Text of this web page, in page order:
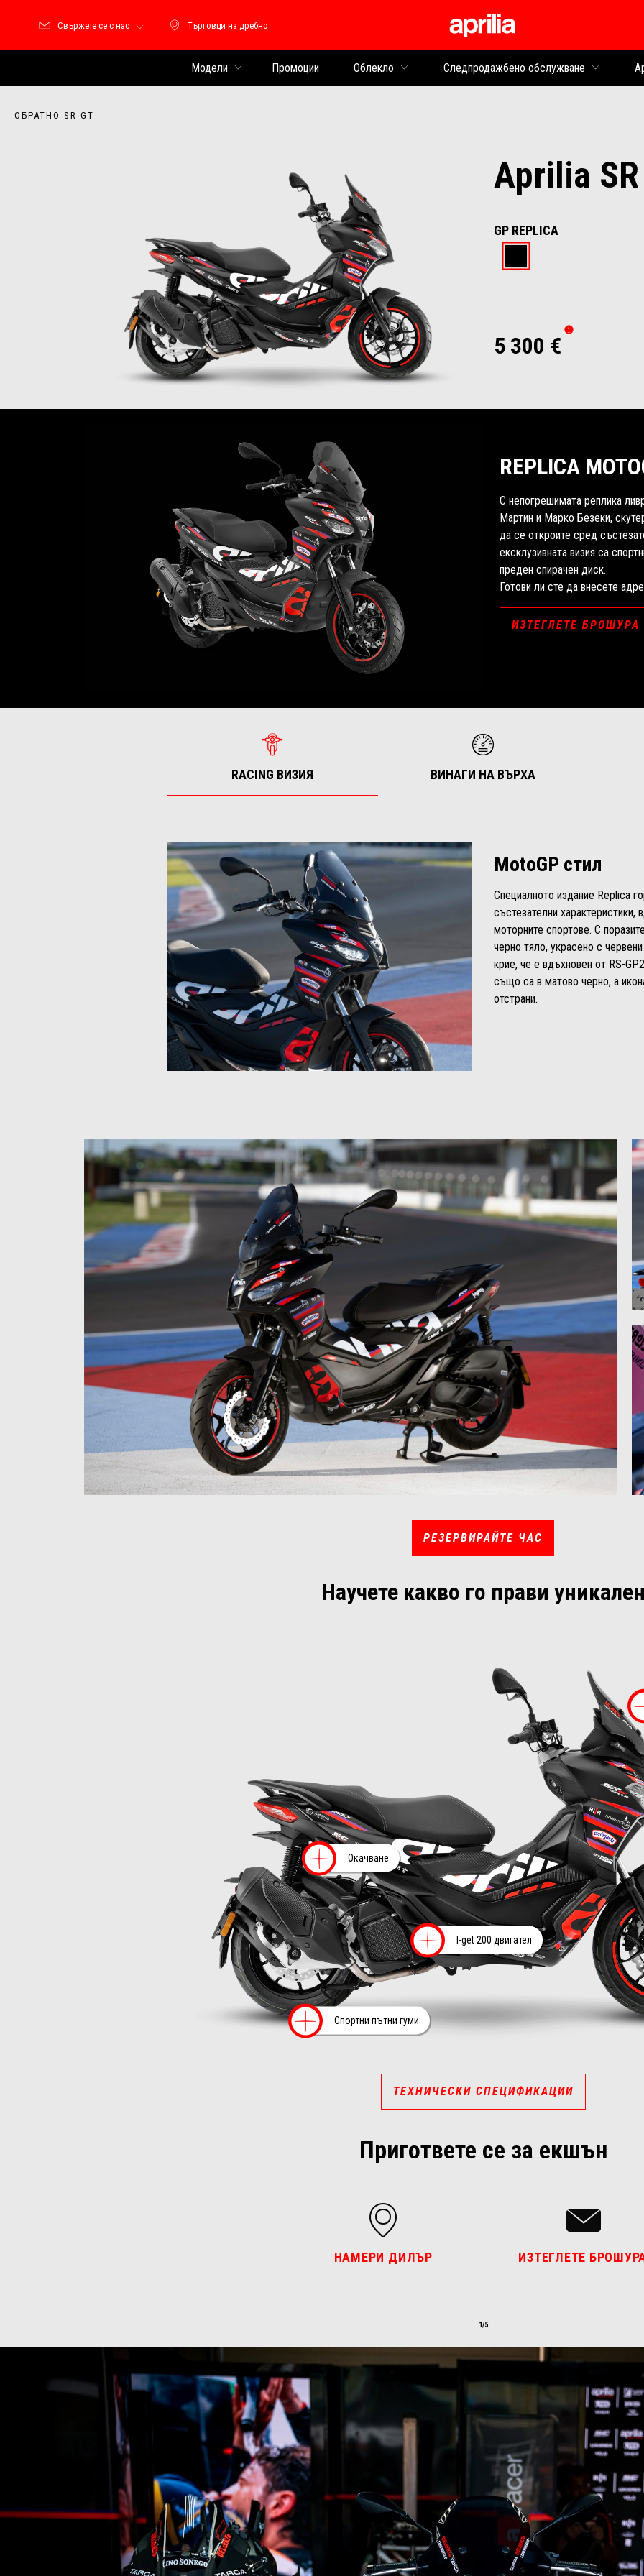
Търговци на дребно
Търговци на дребно
Свържете се с нас
Модели Промоции Облекло Следпродажбено обслужване
ОБРАТНО SR GT
Aprilia
GP REPLICA
1
5 300 €
REPLICA
С непогрешимата реплика
Мартин и Марко Безеки,
да се откроите сред
ексклузивната визия са
преден спирачен диск.
Готови ли сте да внесете
ИЗТЕГЛЕТЕ БРОШУРА
RACING ВИЗИЯ ВИНАГИ НА ВЪРХА
MotoGP стил
Специалното издание Replica
състезателни характеристики,
моторните спортове. С
черно тяло, украсено с
крие, че е вдъхновен от RS-
също са в матово черно, а
отстрани.
PЕЗЕРВИРАЙТЕ ЧАС
Научете какво го прави
Повече информация
Спортни пътни гуми
Повече
I-get 200 двигател
Повече информация
Окачване
ТЕХНИЧЕСКИ СПЕЦИФИКАЦИИ
Пригответе се за екшън
НАМЕРИ ДИЛЪР ИЗТЕГЛЕТЕ
1/5